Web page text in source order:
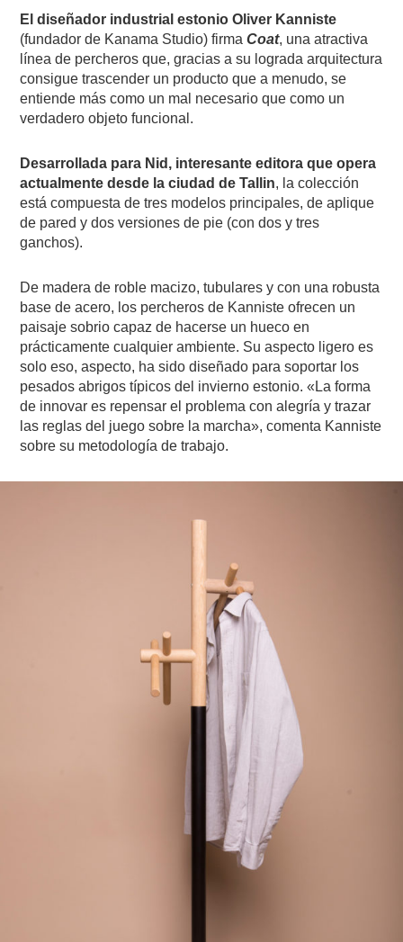
El diseñador industrial estonio Oliver Kanniste
(fundador de Kanama Studio) firmaCoat, una atractiva
línea de percheros que, gracias a su lograda arquitectura
consigue trascender un producto que a menudo, se
entiende más como un mal necesario que como un
verdadero objeto funcional.
Desarrollada para Nid, interesante editora que opera
actualmente desde la ciudad de Tallin, la colección
está compuesta de tres modelos principales, de aplique
de pared y dos versiones de pie (con dos y tres
ganchos).
De madera de roble macizo, tubulares y con una robusta
base de acero, los percheros de Kanniste ofrecen un
paisaje sobrio capaz de hacerse un hueco en
prácticamente cualquier ambiente. Su aspecto ligero es
solo eso, aspecto, ha sido diseñado para soportar los
pesados abrigos típicos del invierno estonio. «La forma
de innovar es repensar el problema con alegría y trazar
las reglas del juego sobre la marcha», comenta Kanniste
sobre su metodología de trabajo.